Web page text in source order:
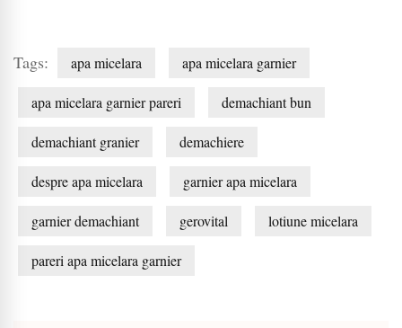
Tags: apa micelara apa micelara garnier
apa micelara garnier pareri demachiant bun
demachiant granier demachiere
despre apa micelara garnier apa micelara
garnier demachiant gerovital lotiune micelara
pareri apa micelara garnier